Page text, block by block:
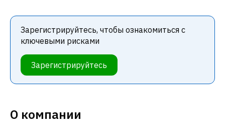
Зарегистрируйтесь, чтобы ознакомиться с
ключевыми рисками
Зарегистрируйтесь
О компании